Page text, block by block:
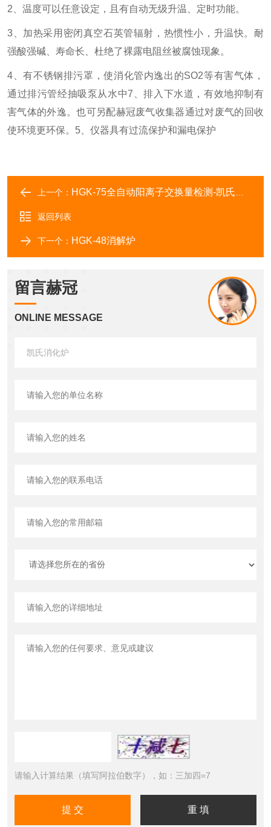
2、 温度可以任意设定，且有自动无级升温、定时功能。
3、 加热采用密闭真空石英管辐射，热惯性小，升温快。耐
强酸强碱、寿命长、杜绝了裸露电阻丝被腐蚀现象。
4、有不锈钢排污罩，使消化管内逸出的SO2等有害气体，
通过排污管经抽吸泵从水中7、排入下水道，有效地抑制有
害气体的外逸。也可另配赫冠废气收集器通过对废气的回收
使环境更环保。 5、 仪器具有过流保护和漏电保护
上一个： HGK-75全自动阳离子交换量检测-凯氏定氮仪
返回列表
下一个： HGK-48消解炉
留言赫冠
ONLINE MESSAGE
请输入计算结果（填写阿拉伯数字），如：三加四=7